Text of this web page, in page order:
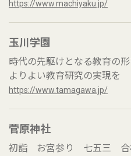
https://www.machiyaku.jp/
玉川学園
時代の先駆けとなる教育の
よりよい教育研究の実現を
https://www.tamagawa.jp/
菅原神社
初詣 お宮参り 七五三 合